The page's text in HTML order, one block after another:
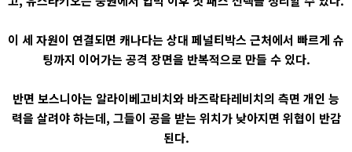
이 세 자원이 연결되면 캐나다는 상대 페널티박스 근처에서 빠르게 슈
팅까지 이어가는 공격 장면을 반복적으로 만들 수 있다.
반면 보스니아는 알라이베고비치와 바즈락타레비치의 측면 개인 능
력을 살려야 하는데, 그들이 공을 받는 위치가 낮아지면 위협이 반감
된다.